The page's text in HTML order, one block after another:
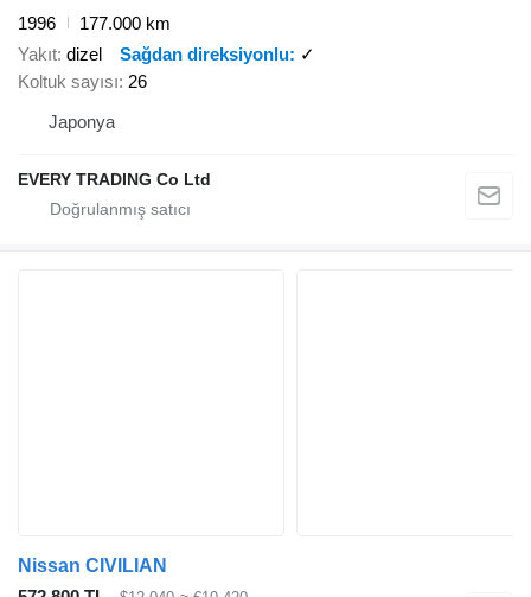
1996
177.000 km
Yakıt dizel Sağdan direksiyonlu
✓
Koltuk sayısı 26
Japonya
EVERY TRADING Co Ltd
Nissan CIVILIAN